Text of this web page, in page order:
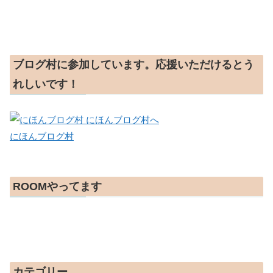
ブログ村に参加しています。応援いただけるとう
れしいです！
にほんブログ村
ROOMやってます